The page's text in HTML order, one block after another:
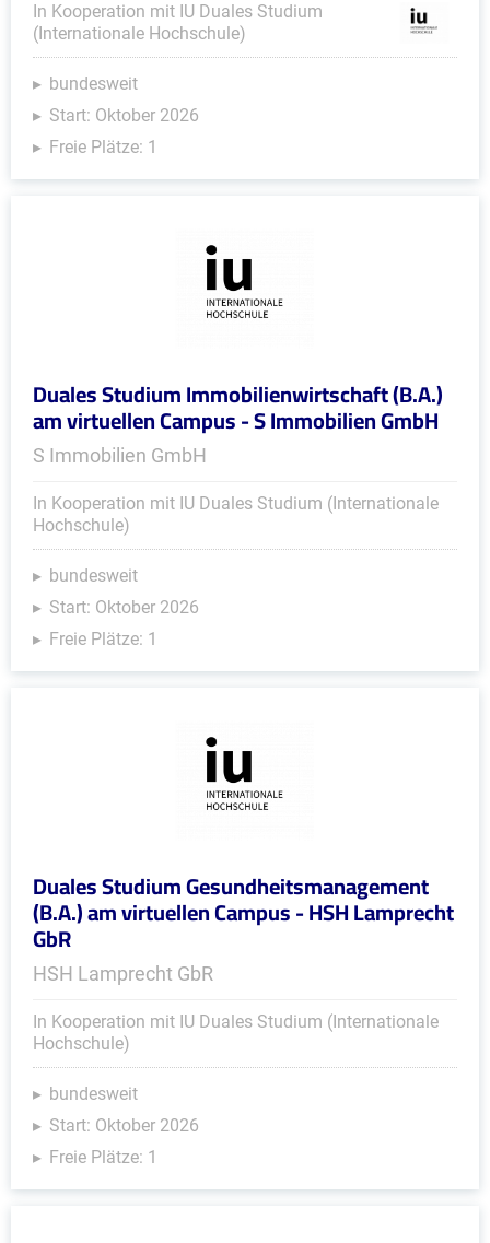
In Kooperation mit IU Duales Studium
(Internationale Hochschule)
bundesweit
Start: Oktober 2026
Freie Plätze: 1
Duales Studium Immobilienwirtschaft (B.A.)
am virtuellen Campus - S Immobilien GmbH
S Immobilien GmbH
In Kooperation mit IU Duales Studium (Internationale
Hochschule)
bundesweit
Start: Oktober 2026
Freie Plätze: 1
Duales Studium Gesundheitsmanagement
(B.A.) am virtuellen Campus - HSH Lamprecht
GbR
HSH Lamprecht GbR
In Kooperation mit IU Duales Studium (Internationale
Hochschule)
bundesweit
Start: Oktober 2026
Freie Plätze: 1